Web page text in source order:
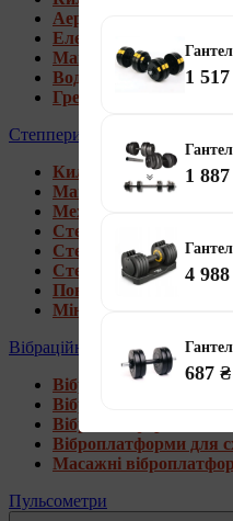
Аеромагнітні гребні
Електромагнітні
Магнітні гребні
Водні гребні
Гребні тренажери для
Степпери
Килимки під
Магнітні степпери
Механічні степпери
Степпери зі стійкою
Степпери з
Степпери з
Поворотні степпери
Міні степпери
Вібраційні платформи
Віброплатформи для
Віброплатформи 4D
Віброплатформи 3D
Віброплатформи для
Масажні
Пульсометри
1
1
4
687 ₴